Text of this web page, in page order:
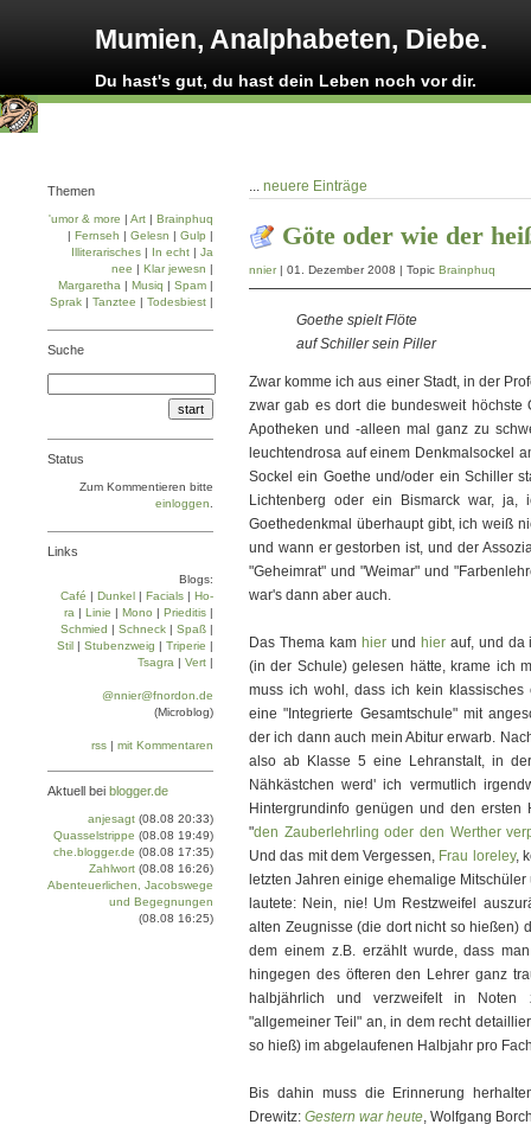
Mumien, Analphabeten, Diebe.
Du hast's gut, du hast dein Leben noch vor dir.
... neuere Einträge
Göte oder wie der
nnier| 01. Dezember 2008 | Topic Brainphuq
Goethe spielt Flöte
auf Schiller sein Piller
Zwar komme ich aus einer Stadt, in der
zwar gab es dort die bundesweit höchste
Apotheken und -alleen mal ganz zu
leuchtendrosa auf einem Denkmalsockel
Sockel ein Goethe und/oder ein Schiller
Lichtenberg oder ein Bismarck war,
Goethedenkmal überhaupt gibt, ich weiß
und wann er gestorben ist, und der
"Geheimrat" und "Weimar" und
war's dann aber auch.
Das Thema kam hierund hierauf, und da
(in der Schule) gelesen hätte, krame ich
muss ich wohl, dass ich kein
eine "Integrierte Gesamtschule" mit
der ich dann auch mein Abitur erwarb.
also ab Klasse 5 eine Lehranstalt, in
Nähkästchen werd' ich vermutlich
Hintergrundinfo genügen und den
"den Zauberlehrling oder den Werther
Und das mit dem Vergessen, Frau loreley,
letzten Jahren einige ehemalige
lautete: Nein, nie! Um Restzweifel
alten Zeugnisse (die dort nicht so hießen)
dem einem z.B. erzählt wurde, dass
hingegen des öfteren den Lehrer ganz
halbjährlich und verzweifelt in Noten
"allgemeiner Teil" an, in dem recht
so hieß) im abgelaufenen Halbjahr pro
Bis dahin muss die Erinnerung
Drewitz:Gestern war heute, Wolfgang
Themen
'umor & more | Art | Brainphuq
| Fernseh | Gelesn | Gulp |
Illiterarisches | In echt | Ja
nee | Klar jewesn |
Margaretha | Musiq | Spam |
Sprak | Tanztee | Todesbiest |
Suche
Status
Zum Kommentieren bitte
einloggen
Links
Blogs:
Café | Dun­kel | Facials | Ho­
ra | Linie | Mo­no | Prie­di­tis |
Schmied | Schneck | Spaß |
Stil | Stu­ben­zweig | Tri­pe­rie |
Tsa­gra | Vert |
@nnier@fnordon.de
(Microblog)
rss | mit Kommentaren
Aktuell bei blogger.de
anjesagt (08.08 20:33)
Quasselstrippe (08.08 19:49)
che.blogger.de (08.08 17:35)
Zahlwort (08.08 16:26)
Abenteuerlichen, Jacobswege
und Begegnungen
(08.08 16:25)